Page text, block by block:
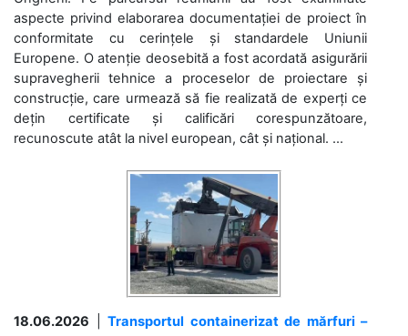
aspecte privind elaborarea documentației de proiect în
conformitate cu cerințele și standardele Uniunii
Europene. O atenție deosebită a fost acordată asigurării
supravegherii tehnice a proceselor de proiectare și
construcție, care urmează să fie realizată de experți ce
dețin certificate și calificări corespunzătoare,
recunoscute atât la nivel european, cât și național. ...
18.06.2026
Transportul containerizat de mărfuri –